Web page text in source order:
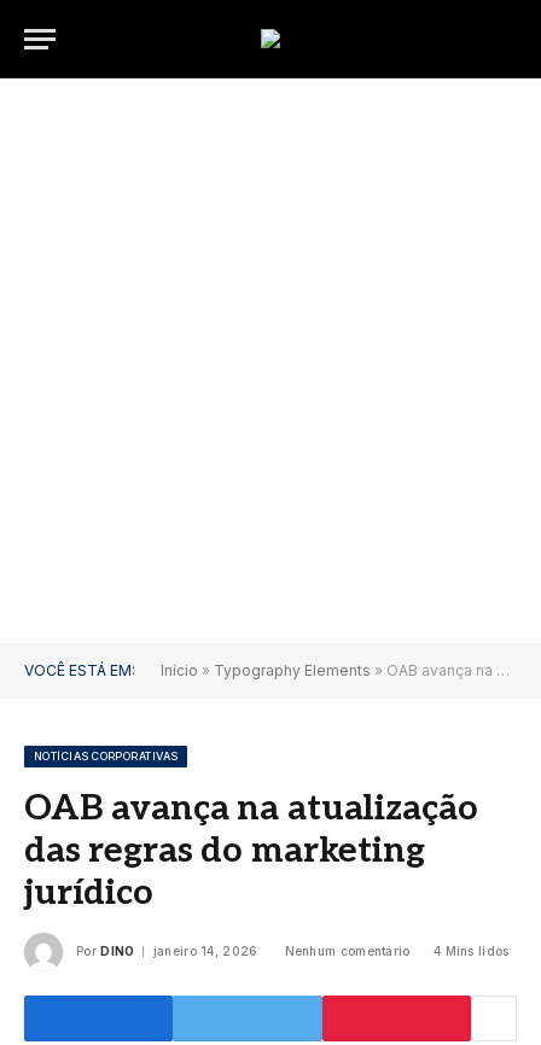
VOCÊ ESTÁ EM: Início » Typography Elements » OAB avança na atualização das regras do marketing jurídico
NOTÍCIAS CORPORATIVAS
OAB avança na atualização
das regras do marketing
jurídico
Por DINO janeiro 14, 2026 Nenhum comentário 4 Mins lidos